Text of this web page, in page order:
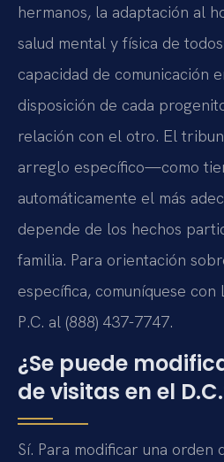
hermanos, la adaptación al
salud mental y física de
capacidad de comunicación
disposición de cada
relación con el otro. El
arreglo específico—como
automáticamente el más
depende de los hechos
familia. Para orientación
específica, comuníquese con
P.C. al (888) 437-7747.
¿Se puede
de visitas en el
Sí. Para modificar una orden